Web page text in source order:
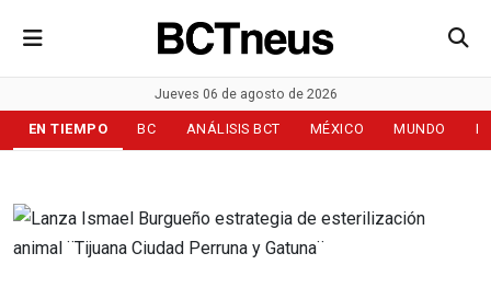
Jueves 06 de agosto de 2026
EN TIEMPO BC ANÁLISIS BCT MÉXICO MUNDO